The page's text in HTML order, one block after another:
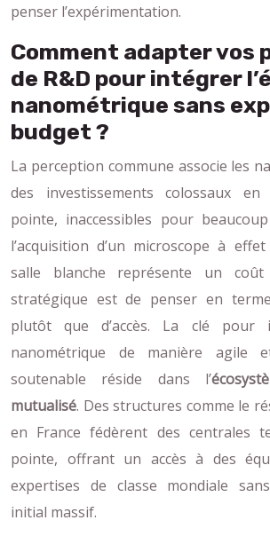
penser l’expérimentation.
Comment adapter vos
de R&D pour intégrer
nanométrique sans
budget ?
La perception commune associe les
des investissements colossaux en
pointe, inaccessibles pour
l’acquisition d’un microscope à
salle blanche représente un coût
stratégique est de penser en
plutôt que d’accès. La clé pour
nanométrique de manière agile
soutenable réside dans l’
mutualisé. Des structures comme le
en France fédèrent des centrales
pointe, offrant un accès à des
expertises de classe mondiale
initial massif.